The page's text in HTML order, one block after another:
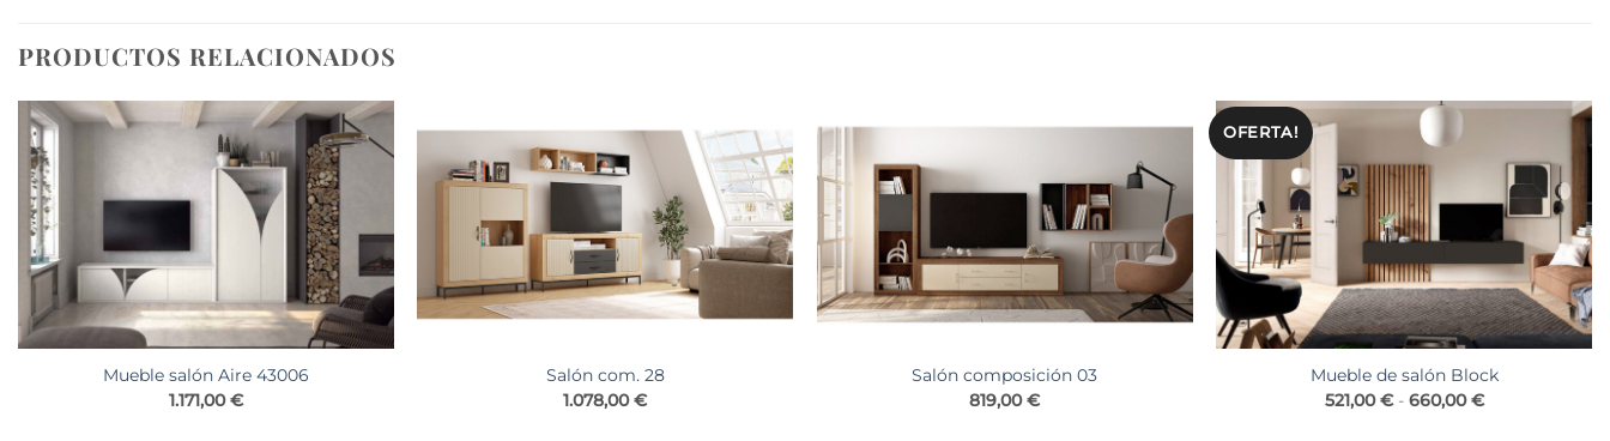
PRODUCTOS RELACIONADOS
Mueble salón Aire 43006
1.171,00€
Salón com. 28
1.078,00€
Salón composición 03
819,00€
OFERTA!
Mueble de salón Block
521,00€ - 660,00€Rango